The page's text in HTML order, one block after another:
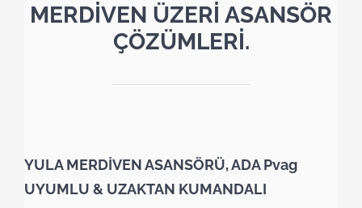
MERDİVEN ÜZERİ ASANSÖR
ÇÖZÜMLERİ.
YULA MERDİVEN ASANSÖRÜ, ADA Pvag
UYUMLU & UZAKTAN KUMANDALI